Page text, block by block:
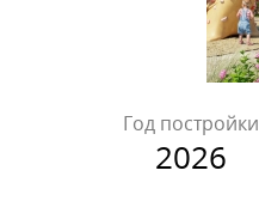
Год постройки
2026